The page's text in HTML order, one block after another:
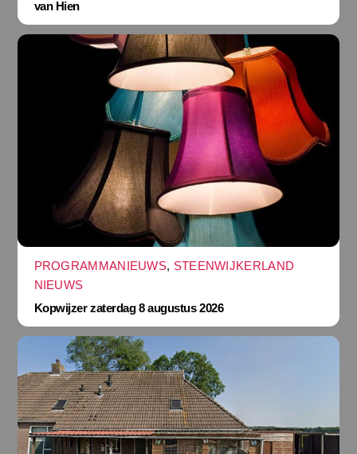
van Hien
PROGRAMMANIEUWS, STEENWIJKERLAND
NIEUWS
Kopwijzer zaterdag 8 augustus 2026